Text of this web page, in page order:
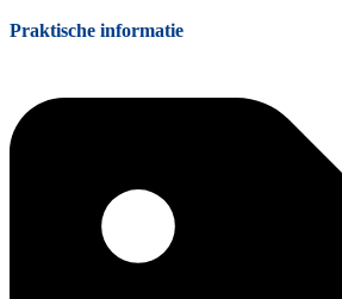
Praktische informatie